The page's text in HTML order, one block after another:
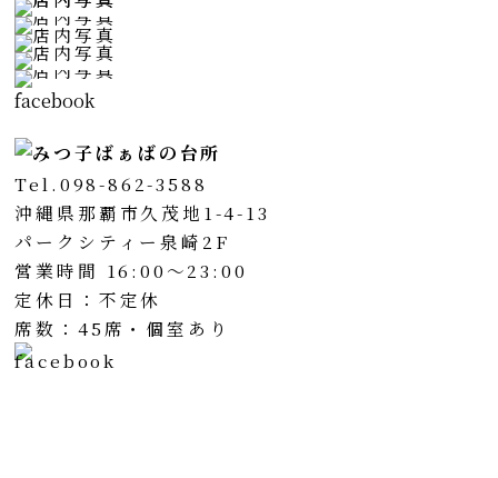
facebook
Tel. 098-862-3588
沖縄県那覇市久茂地1-4-13
パークシティー泉崎2F
営業時間 16:00～23:00
定休日：不定休
席数：45席・個室あり